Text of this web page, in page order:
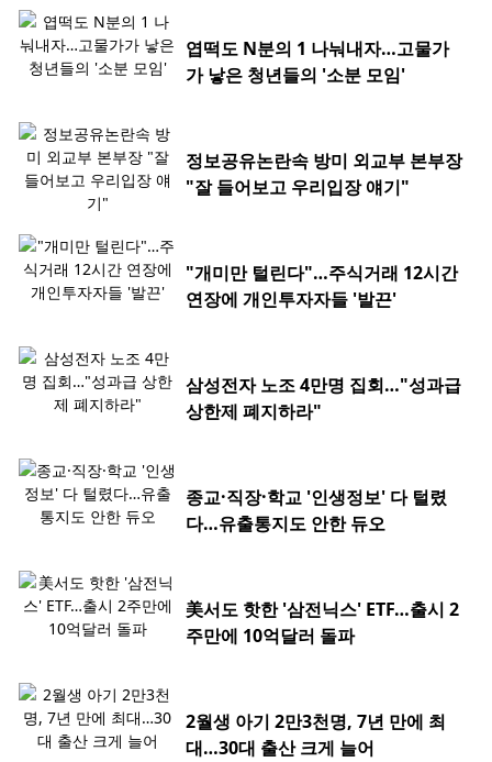
엽떡도 N분의 1 나눠내자…고물가
가 낳은 청년들의 '소분 모임'
정보공유논란속 방미 외교부 본부장
"잘 들어보고 우리입장 얘기"
"개미만 털린다"…주식거래 12시간
연장에 개인투자자들 '발끈'
삼성전자 노조 4만명 집회…"성과급
상한제 폐지하라"
종교·직장·학교 '인생정보' 다 털렸
다…유출통지도 안한 듀오
美서도 핫한 '삼전닉스' ETF…출시 2
주만에 10억달러 돌파
2월생 아기 2만3천명, 7년 만에 최
대…30대 출산 크게 늘어